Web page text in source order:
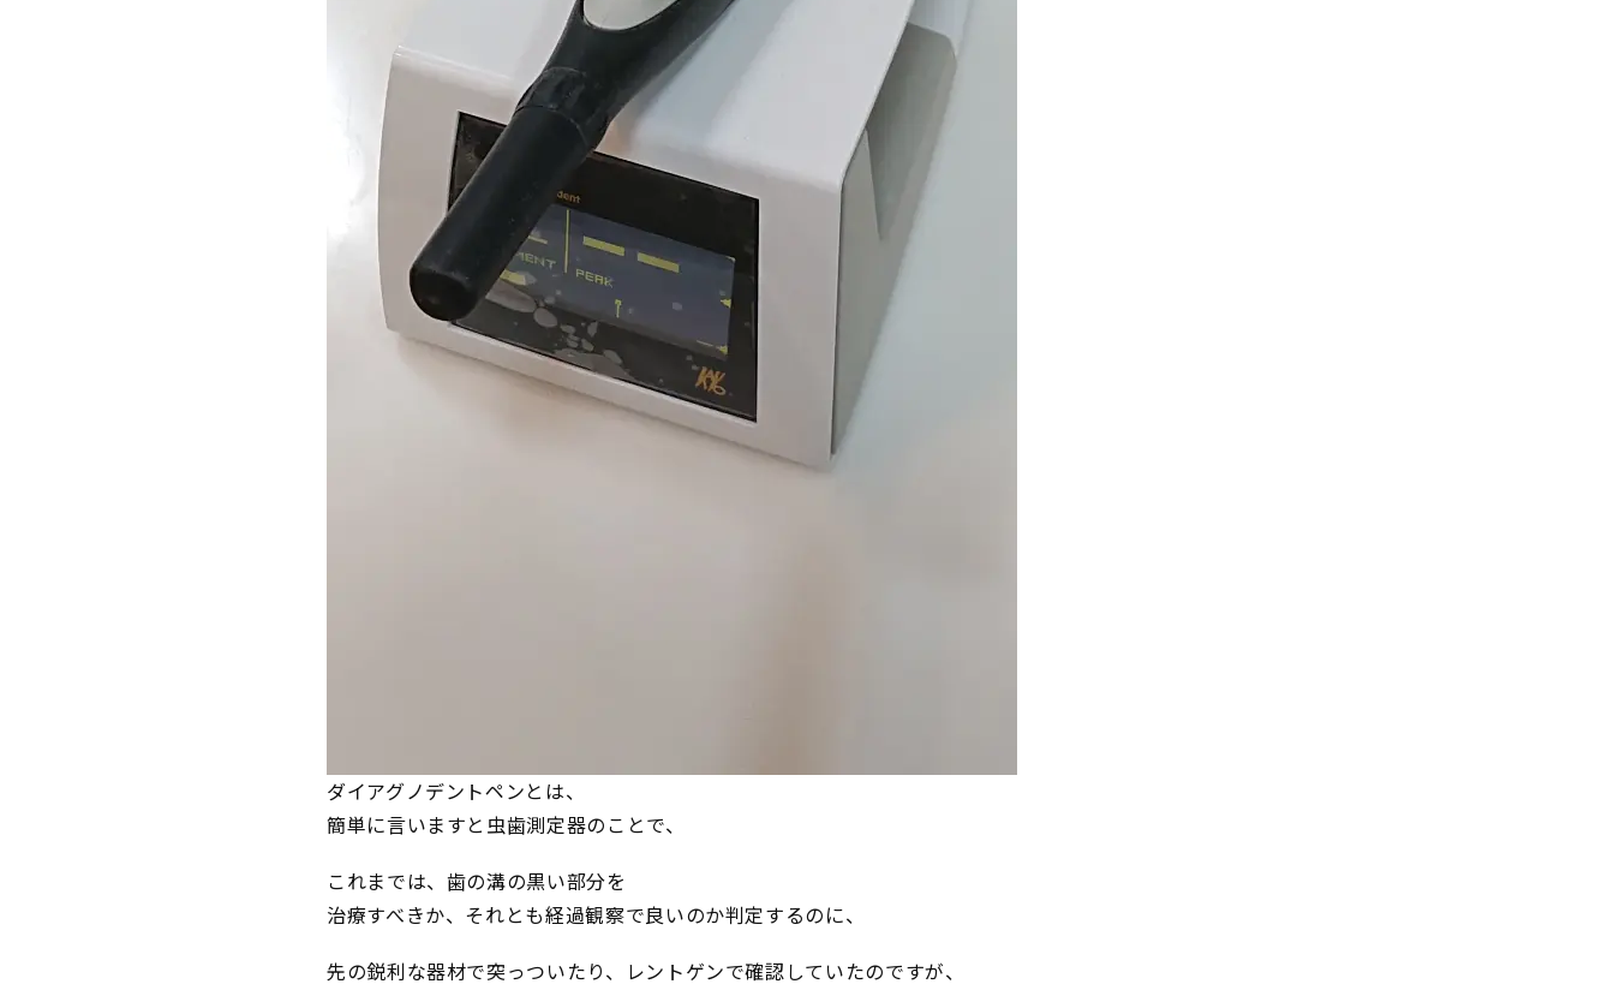
ダイアグノデントペンとは、
簡単に言いますと虫歯測定器のことで、
これまでは、歯の溝の黒い部分を
治療すべきか、それとも経過観察で良いのか判定するのに、
先の鋭利な器材で突っついたり、レントゲンで確認していたのですが、